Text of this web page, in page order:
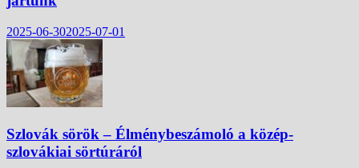
2025-06-302025-07-01
Szlovák sörök – Élménybeszámoló a közép-
szlovákiai sörtúráról